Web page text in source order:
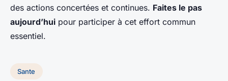
des actions concertées et continues. Faites le pas
aujourd’hui pour participer à cet effort commun
essentiel.
Sante